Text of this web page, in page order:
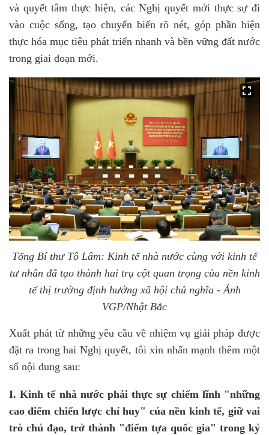
và quyết tâm thực hiện, các Nghị quyết mới thực sự đi
vào cuộc sống, tạo chuyển biến rõ nét, góp phần hiện
thực hóa mục tiêu phát triển nhanh và bền vững đất nước
trong giai đoạn mới.
Tổng Bí thư Tô Lâm: Kinh tế nhà nước cùng với kinh tế
tư nhân đã tạo thành hai trụ cột quan trọng của nền kinh
tế thị trường định hướng xã hội chủ nghĩa - Ảnh
VGP/Nhật Bắc
Xuất phát từ những yêu cầu về nhiệm vụ giải pháp được
đặt ra trong hai Nghị quyết, tôi xin nhấn mạnh thêm một
số nội dung sau:
I. Kinh tế nhà nước phải thực sự chiếm lĩnh "những
cao điểm chiến lược chỉ huy" của nền kinh tế, giữ vai
trò chủ đạo, trở thành "điểm tựa quốc gia" trong kỷ